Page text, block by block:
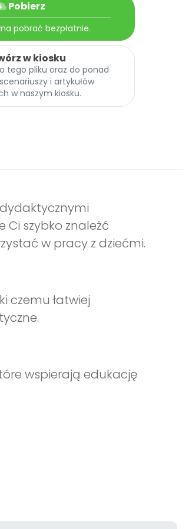
Pobierz
pobrać bezpłatnie.
w kiosku
tego pliku oraz do ponad
i artykułów
w naszym kiosku.
Ci szybko znaleźć
w pracy z dziećmi.
czemu łatwiej
wspierają edukację